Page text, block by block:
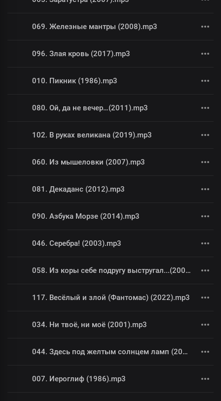
069. Железные мантры (2008).mp3
096. Злая кровь (2017).mp3
010. Пикник (1986).mp3
080. Ой, да не вечер…(2011).mp3
102. В руках великана (2019).mp3
060. Из мышеловки (2007).mp3
081. Декаданс (2012).mp3
090. Азбука Морзе (2014).mp3
046. Серебра! (2003).mp3
058. Из коры себе подругу выстругал...(2005).mp3
117. Весёлый и злой (Фантомас) (2022).mp3
034. Ни твоё, ни моё (2001).mp3
044. Здесь под желтым солнцем ламп (2002).mp3
007. Иероглиф (1986).mp3